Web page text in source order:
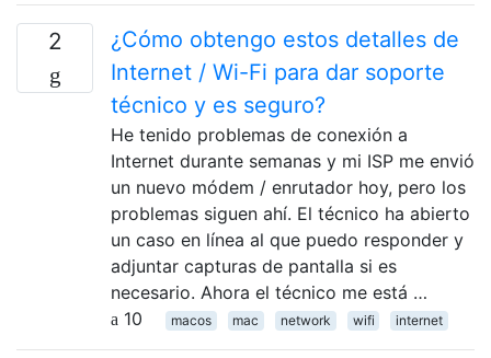
2
¿Cómo obtengo estos detalles de
Internet / Wi-Fi para dar soporte
técnico y es seguro?
He tenido problemas de conexión a
Internet durante semanas y mi ISP me envió
un nuevo módem / enrutador hoy, pero los
problemas siguen ahí. El técnico ha abierto
un caso en línea al que puedo responder y
adjuntar capturas de pantalla si es
necesario. Ahora el técnico me está …
10
macos mac network wifi internet